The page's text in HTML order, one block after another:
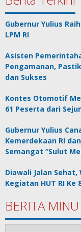
Gubernur Yulius
LPM RI
Asisten
Pengamanan,
dan Sukses
Kontes Otomotif
61 Peserta dari
Gubernur Yulius
Kemerdekaan RI
Semangat “Sulut
Diawali Jalan
Kegiatan HUT RI Ke
BERITA